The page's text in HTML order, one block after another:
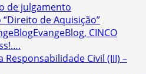
de julgamento
“Direito de Aquisição”
EvangeBlog, CINCO
Responsabilidade Civil (III) –